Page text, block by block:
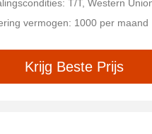
T/T, Western
vermogen: 1000 per maand
Krijg Beste Prijs